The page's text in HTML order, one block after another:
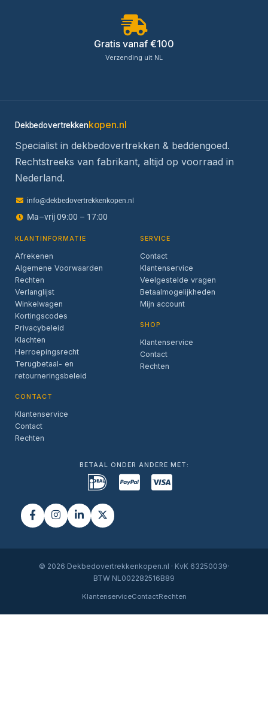
Gratis vanaf €100
Verzending uit NL
Dekbedovertrekkenkopen.nl
Specialist in dekbedovertrekken & beddengoed.
Rechtstreeks van fabrikant, altijd op voorraad in
Nederland.
info@dekbedovertrekkenkopen.nl
Ma–vrij 09:00 – 17:00
KLANTINFORMATIE
Afrekenen
Algemene Voorwaarden
Rechten
Verlanglijst
Winkelwagen
Kortingscodes
Privacybeleid
Klachten
Herroepingsrecht
Terugbetaal- en
retourneringsbeleid
CONTACT
Klantenservice
Contact
Rechten
SERVICE
Contact
Klantenservice
Veelgestelde vragen
Betaalmogelijkheden
Mijn account
SHOP
Klantenservice
Contact
Rechten
BETAAL ONDER ANDERE MET:
© 2026 Dekbedovertrekkenkopen.nl · KvK 63250039·
BTW NL002282516B89
KlantenserviceContactRechten